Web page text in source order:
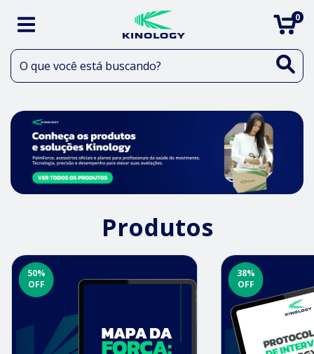
0
Produtos
50%
OFF
38%
OFF